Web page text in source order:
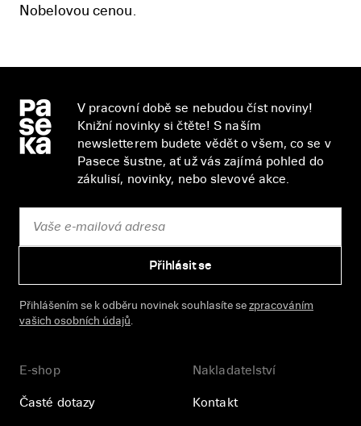
Nobelovou cenou.
V pracovní době se nebudou číst noviny!
Knižní novinky si čtěte! S naším
newsletterem budete vědět o všem, co se v
Pasece šustne, ať už vás zajímá pohled do
zákulisí, novinky, nebo slevové akce.
Přihlásit se
Přihlášením se k odběru novinek souhlasíte se zpracováním
vašich osobních údajů
E-shop
Časté dotazy
Nakladatelství
Kontakt